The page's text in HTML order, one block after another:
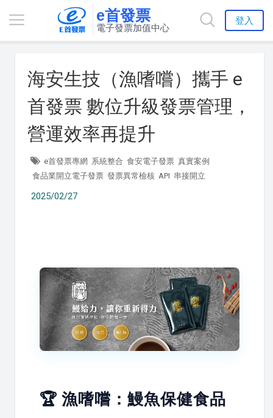
e首發票
電子發票加值中心
登入
海安生技（漁嗜嚐）攜手 e
首發票 數位升級發票管理，
營運效率再提升
e首發票專網 系統整合 食安電子發票 真實案例
食品業開立電子發票 發票異常檢核 API 串接開立
2025/02/27
🏆 漁嗜嚐：鰻魚保健食品